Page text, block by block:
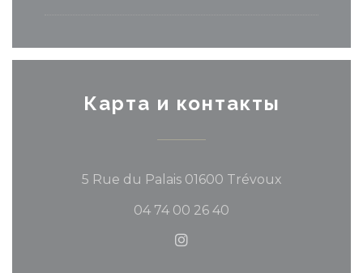
Карта и контакты
5 Rue du Palais 01600 Trévoux
04 74 00 26 40
Instagram